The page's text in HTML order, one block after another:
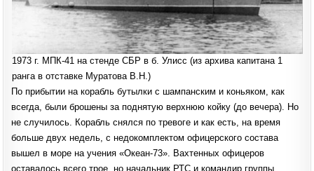
1973 г. МПК-41 на стенде СБР в б. Улисс (из архива капитана 1
ранга в отставке Муратова В.Н.)
По прибытии на корабль бутылки с шампанским и коньяком, как
всегда, были брошены за поднятую верхнюю койку (до вечера). Но
не случилось. Корабль снялся по тревоге и как есть, на время
больше двух недель, с недокомплектом офицерского состава
вышел в море на учения «Океан-73». Вахтенных офицеров
оставалось всего трое, но начальник РТС и командир группы